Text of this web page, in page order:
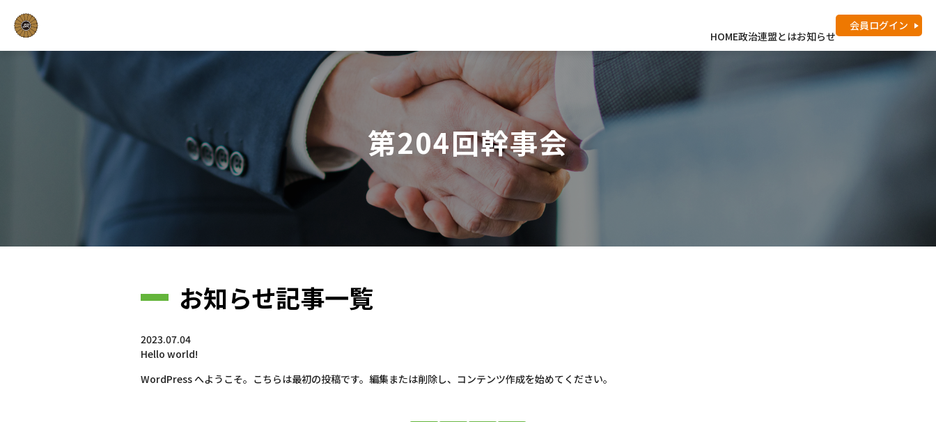
HOME政治連盟とはお知らせ
会員 ログイン
第204回幹事会
お知らせ記事一覧
2023.07.04
Hello world!
WordPress へようこそ。こちらは最初の投稿です。編集または削除し、コンテンツ作成を始めてください。